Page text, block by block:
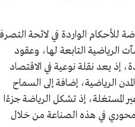
بتطبيق وزارة الرياضة للأحكام الواردة في لائحة
الرياضية التابعة لها، وعقود
إذ يعد نقلة نوعية في الاقتصاد
الرياضية، إضافة إلى السماح
المستغلة، إذ تشكل الرياضة جزءًا
في هذه الصناعة من خلال